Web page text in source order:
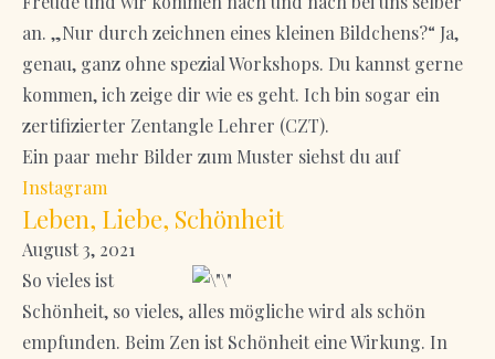
an. „Nur durch zeichnen eines kleinen Bildchens?“ Ja,
genau, ganz ohne spezial Workshops. Du kannst gerne
kommen, ich zeige dir wie es geht. Ich bin sogar ein
zertifizierter Zentangle Lehrer (CZT).
Ein paar mehr Bilder zum Muster siehst du auf
Instagram
Leben, Liebe, Schönheit
August 3, 2021
So vieles ist
Schönheit, so vieles, alles mögliche wird als schön
empfunden. Beim Zen ist Schönheit eine Wirkung. In